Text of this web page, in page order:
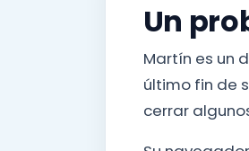
Un
Martín es un
último fin de
cerrar